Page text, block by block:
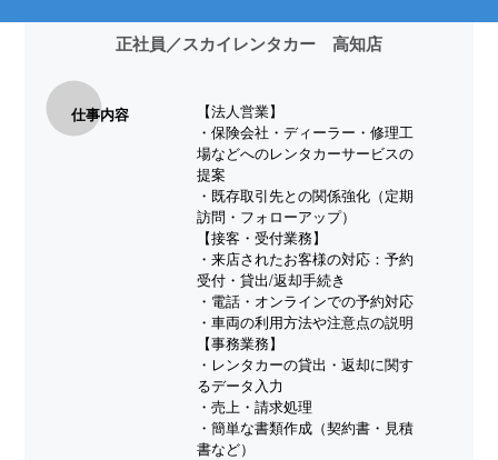
正社員／スカイレンタカー 高知店
仕事内容
【法人営業】
・保険会社・ディーラー・修理工
場などへのレンタカーサービスの
提案
・既存取引先との関係強化（定期
訪問・フォローアップ）
【接客・受付業務】
・来店されたお客様の対応：予約
受付・貸出/返却手続き
・電話・オンラインでの予約対応
・車両の利用方法や注意点の説明
【事務業務】
・レンタカーの貸出・返却に関す
るデータ入力
・売上・請求処理
・簡単な書類作成（契約書・見積
書など）